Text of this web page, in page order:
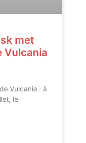
met
Vulcania
Vulcania : à
le